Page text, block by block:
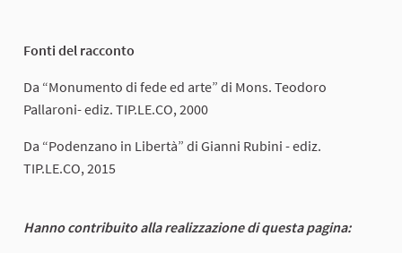
Fonti del racconto
Da “Monumento di fede ed arte” di Mons. Teodoro
Pallaroni- ediz. TIP.LE.CO, 2000
Da “Podenzano in Libertà” di Gianni Rubini - ediz.
TIP.LE.CO, 2015
Hanno contribuito alla realizzazione di questa pagina: